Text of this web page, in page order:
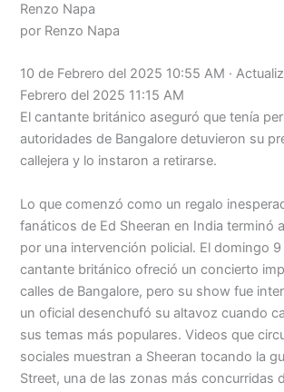
Renzo Napa
por Renzo Napa
10 de Febrero del 2025 10:55 AM ·
Febrero del 2025 11:15 AM
El cantante británico aseguró que tenía
autoridades de Bangalore detuvieron su
callejera y lo instaron a retirarse.
Lo que comenzó como un regalo
fanáticos de Ed Sheeran en India terminó
por una intervención policial. El domingo
cantante británico ofreció un concierto
calles de Bangalore, pero su show fue
un oficial desenchufó su altavoz cuando
sus temas más populares. Videos que
sociales muestran a Sheeran tocando la
Street, una de las zonas más concurridas